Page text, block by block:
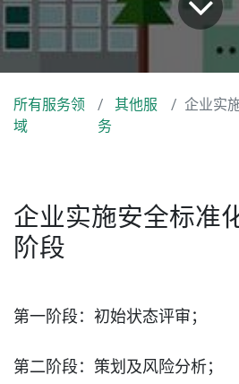
所有服务领
域
其他服
务
企业实施
企业实施安全标准
阶段
第一阶段：初始状态评审；
第二阶段：策划及风险分析；